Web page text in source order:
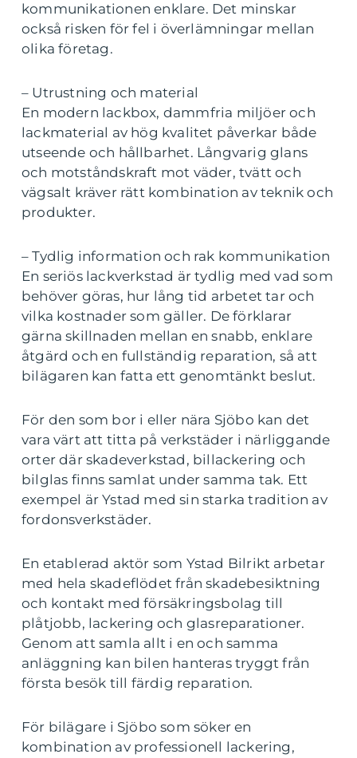
kommunikationen enklare. Det minskar
också risken för fel i överlämningar mellan
olika företag.
– Utrustning och material
En modern lackbox, dammfria miljöer och
lackmaterial av hög kvalitet påverkar både
utseende och hållbarhet. Långvarig glans
och motståndskraft mot väder, tvätt och
vägsalt kräver rätt kombination av teknik och
produkter.
– Tydlig information och rak kommunikation
En seriös lackverkstad är tydlig med vad som
behöver göras, hur lång tid arbetet tar och
vilka kostnader som gäller. De förklarar
gärna skillnaden mellan en snabb, enklare
åtgärd och en fullständig reparation, så att
bilägaren kan fatta ett genomtänkt beslut.
För den som bor i eller nära Sjöbo kan det
vara värt att titta på verkstäder i närliggande
orter där skadeverkstad, billackering och
bilglas finns samlat under samma tak. Ett
exempel är Ystad med sin starka tradition av
fordonsverkstäder.
En etablerad aktör som Ystad Bilrikt arbetar
med hela skadeflödet från skadebesiktning
och kontakt med försäkringsbolag till
plåtjobb, lackering och glasreparationer.
Genom att samla allt i en och samma
anläggning kan bilen hanteras tryggt från
första besök till färdig reparation.
För bilägare i Sjöbo som söker en
kombination av professionell lackering,